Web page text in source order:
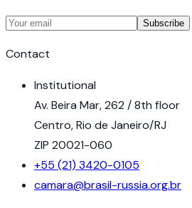
Subscribe
Contact
Institutional
Av. Beira Mar, 262 / 8th floor
Centro, Rio de Janeiro/RJ
ZIP 20021-060
+55 (21) 3420-0105
camara@brasil-russia.org.br